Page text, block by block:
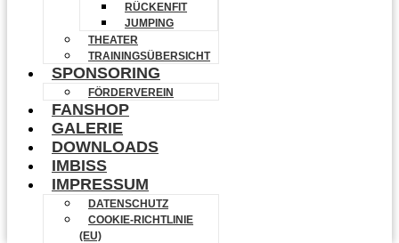
RÜCKENFIT
JUMPING
THEATER
TRAININGSÜBERSICHT
SPONSORING
FÖRDERVEREIN
FANSHOP
GALERIE
DOWNLOADS
IMBISS
IMPRESSUM
DATENSCHUTZ
COOKIE-RICHTLINIE
(EU)